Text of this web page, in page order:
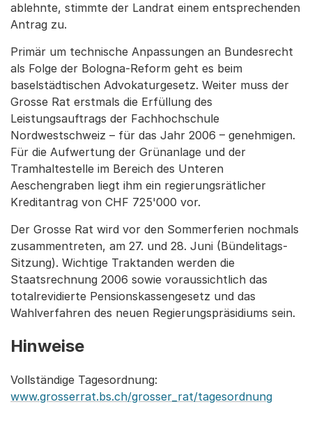
ablehnte, stimmte der Landrat einem entsprechenden
Antrag zu.
Primär um technische Anpassungen an Bundesrecht
als Folge der Bologna-Reform geht es beim
baselstädtischen Advokaturgesetz. Weiter muss der
Grosse Rat erstmals die Erfüllung des
Leistungsauftrags der Fachhochschule
Nordwestschweiz – für das Jahr 2006 – genehmigen.
Für die Aufwertung der Grünanlage und der
Tramhaltestelle im Bereich des Unteren
Aeschengraben liegt ihm ein regierungsrätlicher
Kreditantrag von CHF 725'000 vor.
Der Grosse Rat wird vor den Sommerferien nochmals
zusammentreten, am 27. und 28. Juni (Bündelitags-
Sitzung). Wichtige Traktanden werden die
Staatsrechnung 2006 sowie voraussichtlich das
totalrevidierte Pensionskassengesetz und das
Wahlverfahren des neuen Regierungspräsidiums sein.
Hinweise
Vollständige Tagesordnung:
www.grosserrat.bs.ch/grosser_rat/tagesordnung